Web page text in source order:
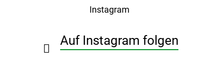
Instagram
Auf Instagram folgen